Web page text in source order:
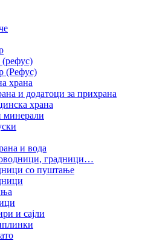
(рефус)
(Рефус)
храна
и додатоци за прихрана
храна
и вода
градници…
со пуштање
и сајли